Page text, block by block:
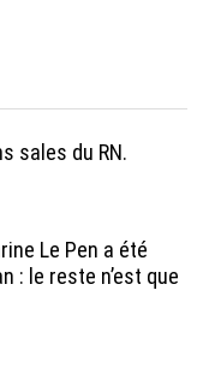
sales du RN.
Le Pen a été
: le reste n’est que